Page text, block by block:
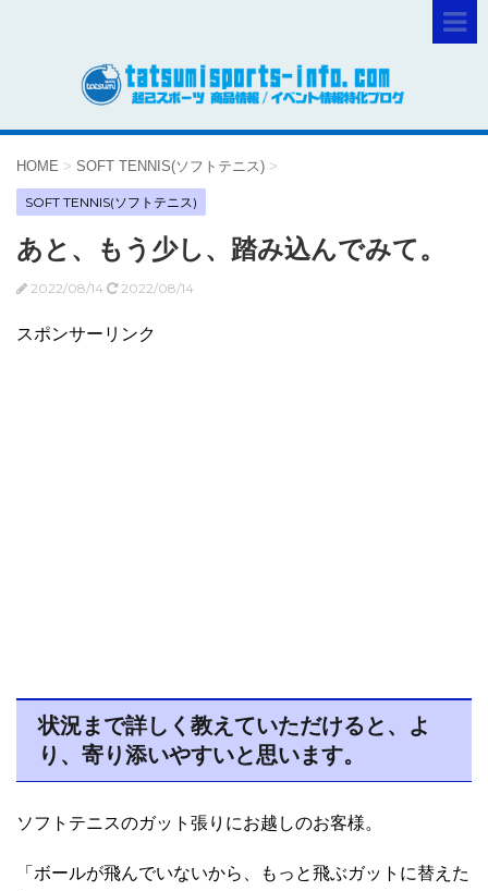
HOME > SOFT TENNIS(ソフトテニス) >
SOFT TENNIS(ソフトテニス)
あと、もう少し、踏み込んでみて。
2022/08/14 2022/08/14
スポンサーリンク
状況まで詳しく教えていただけると、よ
り、寄り添いやすいと思います。
ソフトテニスのガット張りにお越しのお客様。
「ボールが飛んでいないから、もっと飛ぶガットに替えた